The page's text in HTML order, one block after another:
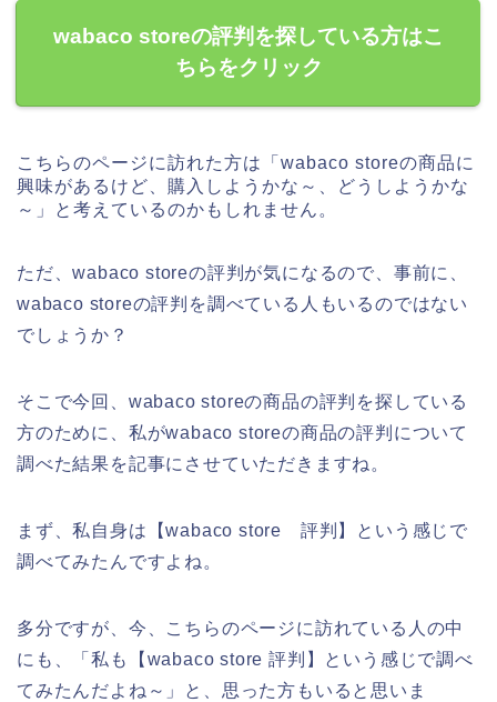
wabaco storeの評判を探している方はこ
ちらをクリック
こちらのページに訪れた方は「wabaco storeの商品に
興味があるけど、購入しようかな～、どうしようかな
～」と考えているのかもしれません。
ただ、wabaco storeの評判が気になるので、事前に、
wabaco storeの評判を調べている人もいるのではない
でしょうか？
そこで今回、wabaco storeの商品の評判を探している
方のために、私がwabaco storeの商品の評判について
調べた結果を記事にさせていただきますね。
まず、私自身は【wabaco store 評判】という感じで
調べてみたんですよね。
多分ですが、今、こちらのページに訪れている人の中
にも、「私も【wabaco store 評判】という感じで調べ
てみたんだよね～」と、思った方もいると思いま